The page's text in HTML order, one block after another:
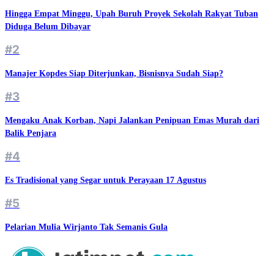
Hingga Empat Minggu, Upah Buruh Proyek Sekolah Rakyat Tuban
Diduga Belum Dibayar
#2
Manajer Kopdes Siap Diterjunkan, Bisnisnya Sudah Siap?
#3
Mengaku Anak Korban, Napi Jalankan Penipuan Emas Murah dari
Balik Penjara
#4
Es Tradisional yang Segar untuk Perayaan 17 Agustus
#5
Pelarian Mulia Wirjanto Tak Semanis Gula